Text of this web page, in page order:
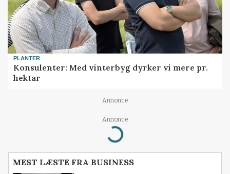
PLANTER
Konsulenter: Med vinterbyg dyrker vi mere pr.
hektar
Annonce
Annonce
Loading...
MEST LÆSTE FRA BUSINESS